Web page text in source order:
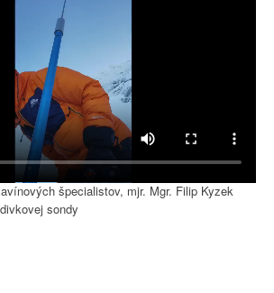
špecialistov, mjr. Mgr. Filip Kyzek
sondy